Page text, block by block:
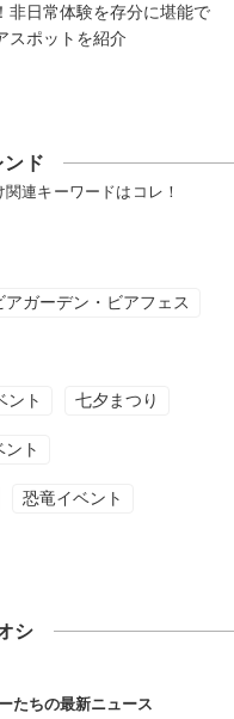
非日常体験を存分に堪能で
スポットを紹介
ンド
連キーワードはコレ！
アガーデン・ビアフェス
ント 七夕まつり
ント
恐竜イベント
シ
たちの最新ニュース